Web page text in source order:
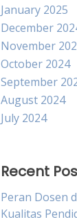
January 2025
December
November
October 2024
September
August 2024
July 2024
Recent
Peran Dosen
Kualitas